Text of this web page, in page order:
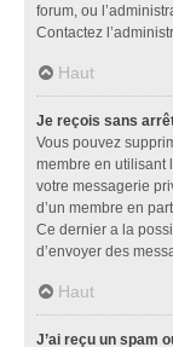
forum, ou
Contactez
Haut
Je reçois sans
Vous pouvez
membre en utilisant
votre messagerie
d’un membre en
Ce dernier a la
d’envoyer des
Haut
J’ai reçu un spam